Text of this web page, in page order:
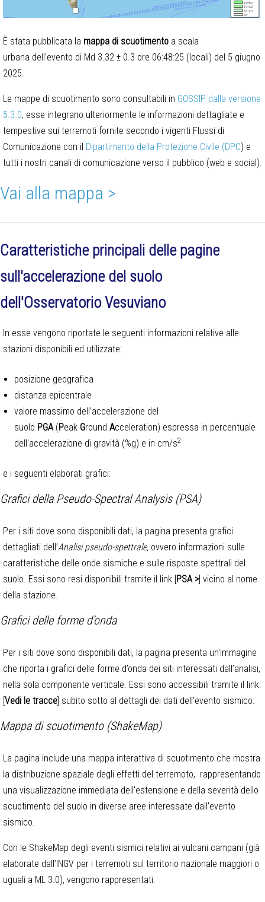
È stata pubblicata la mappa di scuotimento a scala
urbana dell'evento di Md 3.32 ± 0.3 ore 06:48:25 (locali) del 5 giugno
2025.
Le mappe di scuotimento sono consultabili in GOSSIP dalla versione
5.3.0, esse integrano ulteriormente le informazioni dettagliate e
tempestive sui terremoti fornite secondo i vigenti Flussi di
Comunicazione con il Dipartimento della Protezione Civile (DPC) e
tutti i nostri canali di comunicazione verso il pubblico (web e social).
Vai alla mappa >
Caratteristiche principali delle pagine
sull'accelerazione del suolo
dell'Osservatorio Vesuviano
In esse vengono riportate le seguenti informazioni relative alle
stazioni disponibili ed utilizzate:
posizione geografica
distanza epicentrale
valore massimo dell’accelerazione del
suolo PGA(Peak Ground Acceleration) espressa in percentuale
dell'accelerazione di gravità (%g) e in cm/s2
e i seguenti elaborati grafici:
Grafici della Pseudo-Spectral Analysis (PSA)
Per i siti dove sono disponibili dati, la pagina presenta grafici
dettagliati dell’Analisi pseudo-spettrale, ovvero informazioni sulle
caratteristiche delle onde sismiche e sulle risposte spettrali del
suolo. Essi sono resi disponibili tramite il link [ PSA >] vicino al nome
della stazione.
Grafici delle forme d'onda
Per i siti dove sono disponibili dati, la pagina presenta un'immagine
che riporta i grafici delle forme d’onda dei siti interessati dall’analisi,
nella sola componente verticale. Essi sono accessibili tramite il link:
Vedi le tracce ] subito sotto al dettagli dei dati dell'evento sismico.
Mappa di scuotimento (ShakeMap)
La pagina include una mappa interattiva di scuotimento che mostra
la distribuzione spaziale degli effetti del terremoto, rappresentando
una visualizzazione immediata dell'estensione e della severità dello
scuotimento del suolo in diverse aree interessate dall'evento
sismico.
Con le ShakeMap degli eventi sismici relativi ai vulcani campani (già
elaborate dall’INGV per i terremoti sul territorio nazionale maggiori o
uguali a ML 3.0), vengono rappresentati: